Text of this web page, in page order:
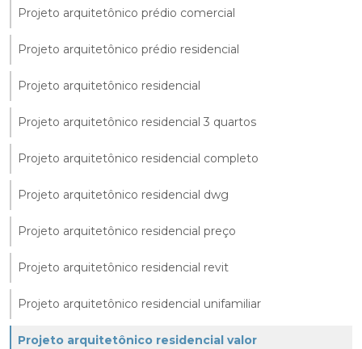
Projeto arquitetônico prédio comercial
Projeto arquitetônico prédio residencial
Projeto arquitetônico residencial
Projeto arquitetônico residencial 3 quartos
Projeto arquitetônico residencial completo
Projeto arquitetônico residencial dwg
Projeto arquitetônico residencial preço
Projeto arquitetônico residencial revit
Projeto arquitetônico residencial unifamiliar
Projeto arquitetônico residencial valor